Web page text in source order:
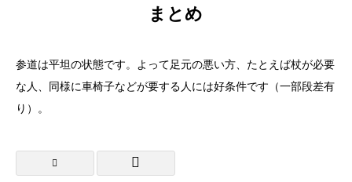
まとめ
参道は平坦の状態です。よって足元の悪い方、たとえば杖が必要
な人、同様に車椅子などが要する人には好条件です（一部段差有
り）。